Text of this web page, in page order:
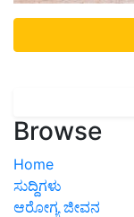
Browse
Home
ಸುದ್ದಿಗಳು
ಆರೋಗ್ಯ ಜೀವನ